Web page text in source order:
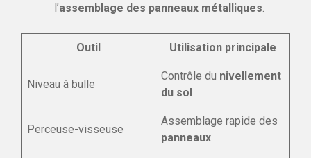
l’assemblage des panneaux métalliques.
Outil Utilisation principale
Niveau à bulle
Contrôle du nivellement
du sol
Perceuse-visseuse
Assemblage rapide des
panneaux